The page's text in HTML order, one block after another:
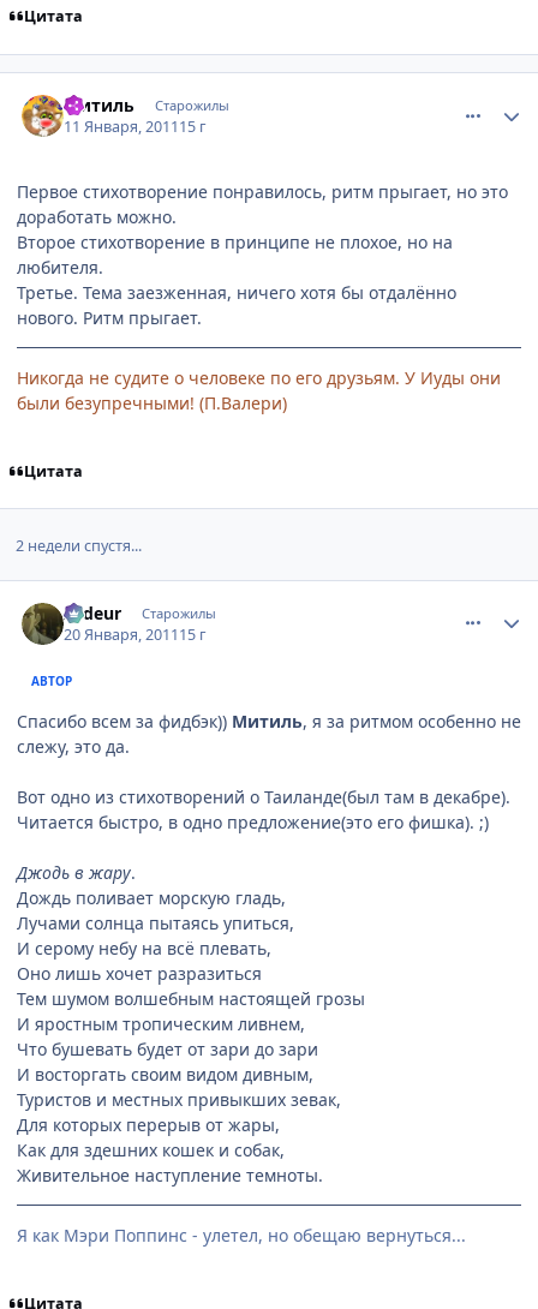
Цитата
Митиль Старожилы
11 Января, 201115 г
Первое стихотворение понравилось, ритм прыгает, но это
доработать можно.
Второе стихотворение в принципе не плохое, но на
любителя.
Третье. Тема заезженная, ничего хотя бы отдалённо
нового. Ритм прыгает.
Никогда не судите о человеке по его друзьям. У Иуды они
были безупречными! (П.Валери)
Цитата
2 недели спустя...
Ardeur Старожилы
20 Января, 201115 г
АВТОР
Спасибо всем за фидбэк)) Митиль, я за ритмом особенно не
слежу, это да.
Вот одно из стихотворений о Таиланде(был там в декабре).
Читается быстро, в одно предложение(это его фишка). ;)
Джодь в жару.
Дождь поливает морскую гладь,
Лучами солнца пытаясь упиться,
И серому небу на всё плевать,
Оно лишь хочет разразиться
Тем шумом волшебным настоящей грозы
И яростным тропическим ливнем,
Что бушевать будет от зари до зари
И восторгать своим видом дивным,
Туристов и местных привыкших зевак,
Для которых перерыв от жары,
Как для здешних кошек и собак,
Живительное наступление темноты.
Я как Мэри Поппинс - улетел, но обещаю вернуться...
Цитата